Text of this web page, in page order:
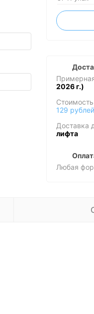
2026 г.)
129 рублей
Доставка
лифта
Любая